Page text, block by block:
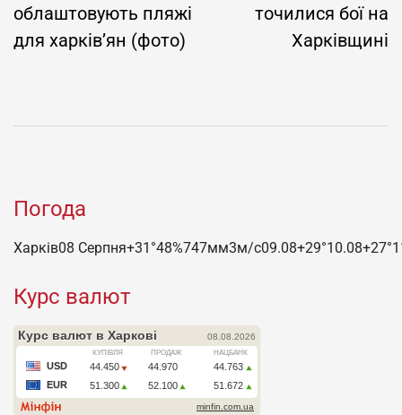
облаштовують пляжі
для харків’ян (фото)
точилися бої на
Харківщині
Погода
Харків08 Серпня+31°48%747мм3м/c09.08+29°10.08+27°
Курс валют